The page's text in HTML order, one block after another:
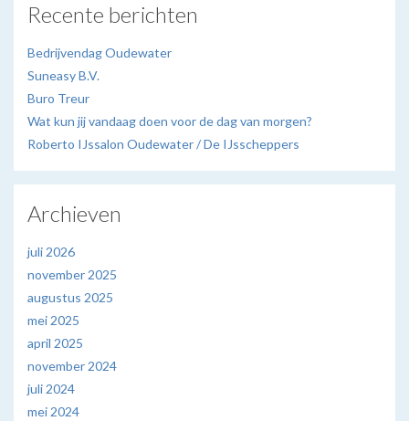
Recente berichten
Bedrijvendag Oudewater
Suneasy B.V.
Buro Treur
Wat kun jij vandaag doen voor de dag van morgen?
Roberto IJssalon Oudewater / De IJsscheppers
Archieven
juli 2026
november 2025
augustus 2025
mei 2025
april 2025
november 2024
juli 2024
mei 2024